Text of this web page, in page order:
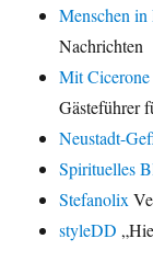
Menschen in
Nachrichten
Mit
Gästeführer
Neustadt-
Spirituelles
Stefanolix
styleDD